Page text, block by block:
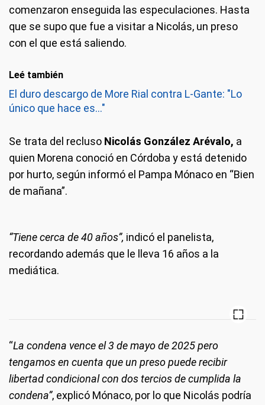
comenzaron enseguida las especulaciones. Hasta
que se supo que fue a visitar a Nicolás, un preso
con el que está saliendo.
Leé también
El duro descargo de More Rial contra L-Gante: "Lo
único que hace es..."
Se trata del recluso Nicolás González Arévalo, a
quien Morena conoció en Córdoba y está detenido
por hurto, según informó el Pampa Mónaco en “Bien
de mañana”.
“Tiene cerca de 40 años”, indicó el panelista,
recordando además que le lleva 16 años a la
mediática.
“La condena vence el 3 de mayo de 2025 pero
tengamos en cuenta que un preso puede recibir
libertad condicional con dos tercios de cumplida la
condena”, explicó Mónaco, por lo que Nicolás podría